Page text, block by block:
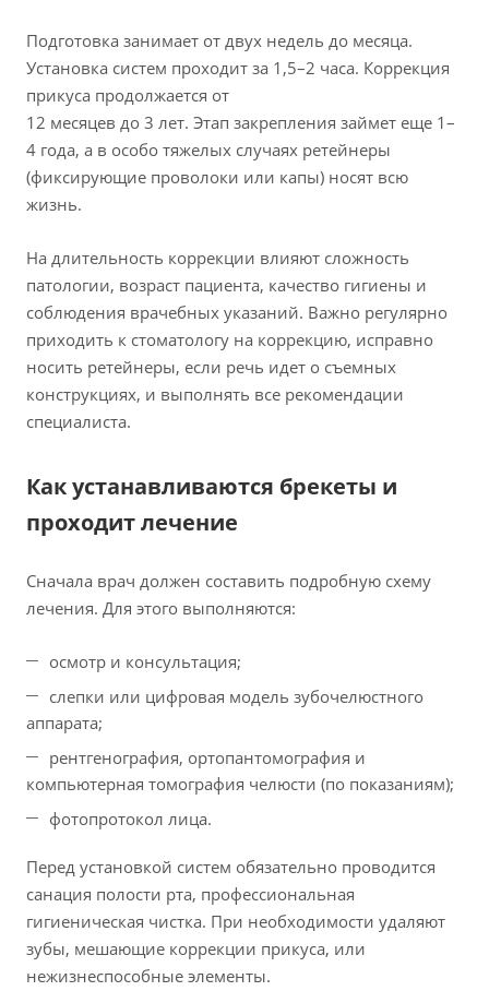
Подготовка занимает от двух недель до месяца.
Установка систем проходит за 1,5–2 часа. Коррекция
прикуса продолжается от
12 месяцев до 3 лет. Этап закрепления займет еще 1–
4 года, а в особо тяжелых случаях ретейнеры
(фиксирующие проволоки или капы) носят всю
жизнь.
На длительность коррекции влияют сложность
патологии, возраст пациента, качество гигиены и
соблюдения врачебных указаний. Важно регулярно
приходить к стоматологу на коррекцию, исправно
носить ретейнеры, если речь идет о съемных
конструкциях, и выполнять все рекомендации
специалиста.
Как устанавливаются брекеты и
проходит лечение
Сначала врач должен составить подробную схему
лечения. Для этого выполняются:
осмотр и консультация;
слепки или цифровая модель зубочелюстного
аппарата;
рентгенография, ортопантомография и
компьютерная томография челюсти (по показаниям);
фотопротокол лица.
Перед установкой систем обязательно проводится
санация полости рта, профессиональная
гигиеническая чистка. При необходимости удаляют
зубы, мешающие коррекции прикуса, или
нежизнеспособные элементы.